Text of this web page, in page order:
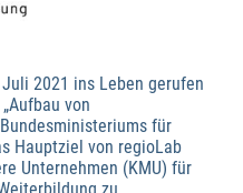
2021 ins Leben gerufen
von
für
Hauptziel von regioLab
Unternehmen (KMU) für